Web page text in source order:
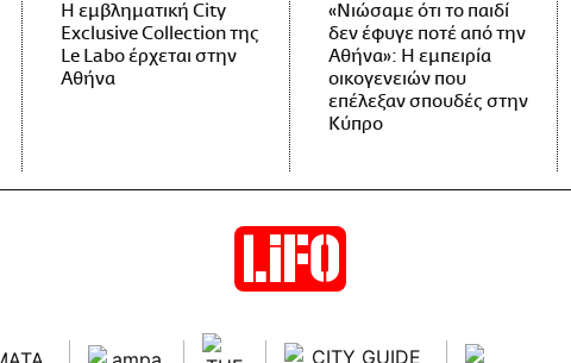
Η εμβληματική City
Exclusive Collection της
Le Labo έρχεται στην
Αθήνα
«Νιώσαμε ότι το παιδί
δεν έφυγε ποτέ από την
Αθήνα»: Η εμπειρία
οικογενειών που
επέλεξαν σπουδές στην
Κύπρο